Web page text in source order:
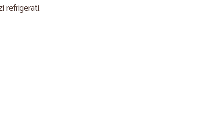
refrigerati.